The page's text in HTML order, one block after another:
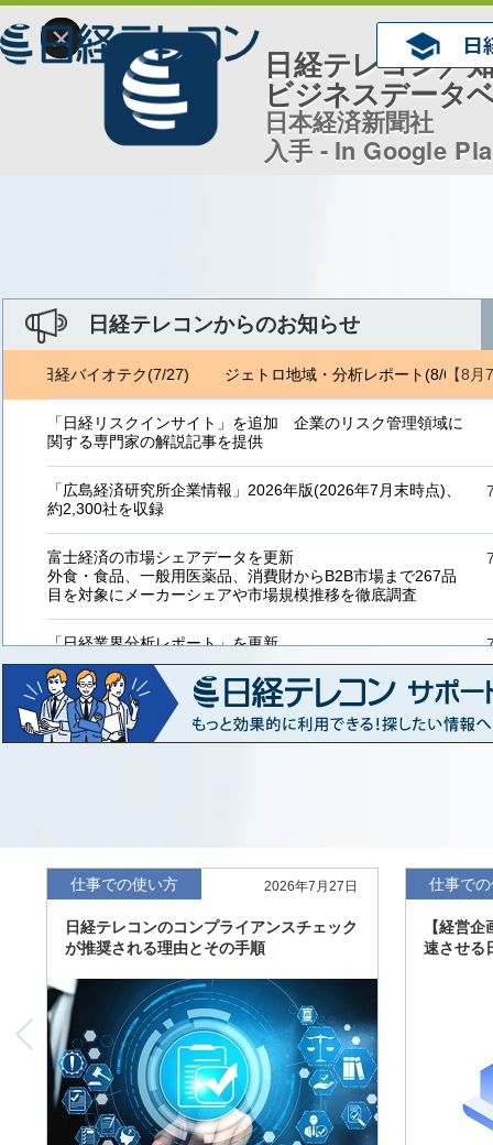
×
日経テレコン／
ビジネスデータ
日本経済新聞社
入手 - In Google
日経テレコンからのお知らせ
【8月
6) 日経バイオテク(7/27) ジェトロ地域・分析レポート(8/6) 日
「日経リスクインサイト」を追加 企業のリスク管理領域に
関する専門家の解説記事を提供
「広島経済研究所企業情報」2026年版(2026年7月末時点)、
約2,300社を収録
富士経済の市場シェアデータを更新
外食・食品、一般用医薬品、消費財からB2B市場まで267品
目を対象にメーカーシェアや市場規模推移を徹底調査
「日経業界分析レポート」を更新
「工業用プラスチック製品」「システムインテグレーター」
など20業界の内容を刷新
「東洋経済海外進出企業情報」の2026年版、約3万6千社を
収録
「日経POS情報マーケットレポート」の最新版、10～3月実
績の市場動向を速報
度の予想を実施
仕事での使い方 2026年7月27日
日経テレコンのコンプライアンスチェック
が推奨される理由とその手順
仕事で
【経営
速させる